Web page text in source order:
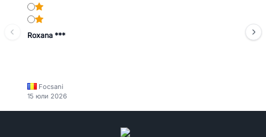
Roxana ***
Focsani
15 юли 2026